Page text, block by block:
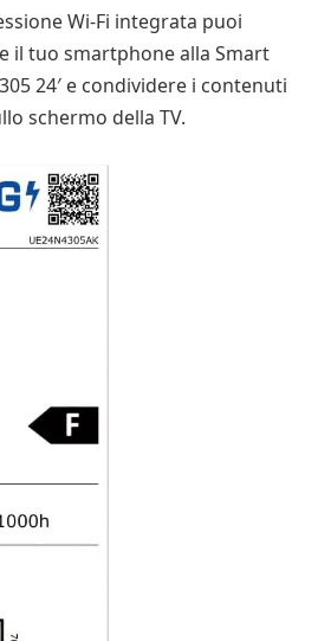
Wi-Fi integrata puoi
il tuo smartphone alla Smart
24′ e condividere i contenuti
schermo della TV.